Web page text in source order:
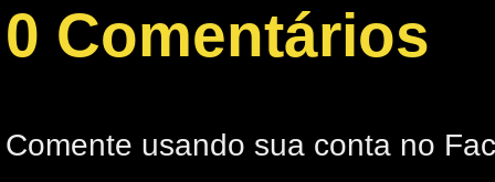
0 Comentários
Comente usando sua conta no